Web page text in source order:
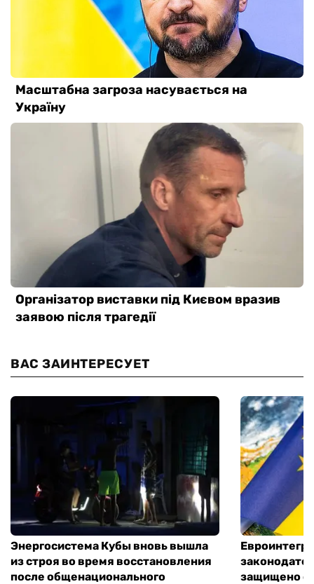
ВАС ЗАИНТЕРЕСУЕТ
Энергосистема Кубы вновь вышла
из строя во время восстановления
после общенационального
защищено